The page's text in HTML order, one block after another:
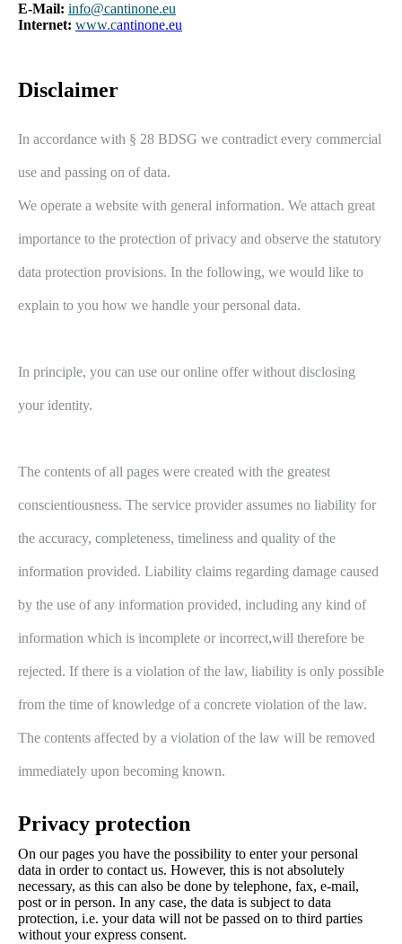
E-Mail: info@cantinone.eu
Internet: www.cantinone.eu
Disclaimer
In accordance with § 28 BDSG we contradict every commercial
use and passing on of data.
We operate a website with general information. We attach great
importance to the protection of privacy and observe the statutory
data protection provisions. In the following, we would like to
explain to you how we handle your personal data.
In principle, you can use our online offer without disclosing
your identity.
The contents of all pages were created with the greatest
conscientiousness. The service provider assumes no liability for
the accuracy, completeness, timeliness and quality of the
information provided. Liability claims regarding damage caused
by the use of any information provided, including any kind of
information which is incomplete or incorrect,will therefore be
rejected. If there is a violation of the law, liability is only possible
from the time of knowledge of a concrete violation of the law.
The contents affected by a violation of the law will be removed
immediately upon becoming known.
Privacy protection
On our pages you have the possibility to enter your personal
data in order to contact us. However, this is not absolutely
necessary, as this can also be done by telephone, fax, e-mail,
post or in person. In any case, the data is subject to data
protection, i.e. your data will not be passed on to third parties
without your express consent.